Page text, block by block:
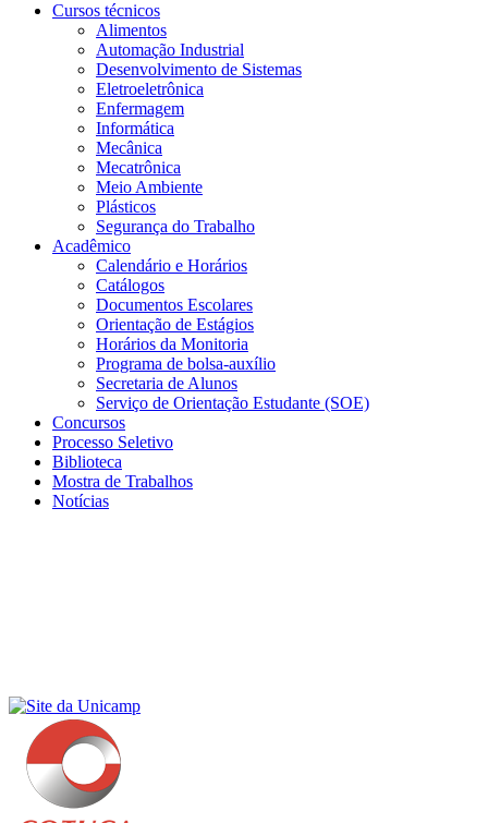
Cursos técnicos
Alimentos
Automação Industrial
Desenvolvimento de Sistemas
Eletroeletrônica
Enfermagem
Informática
Mecânica
Mecatrônica
Meio Ambiente
Plásticos
Segurança do Trabalho
Acadêmico
Calendário e Horários
Catálogos
Documentos Escolares
Orientação de Estágios
Horários da Monitoria
Programa de bolsa-auxílio
Secretaria de Alunos
Serviço de Orientação Estudante (SOE)
Concursos
Processo Seletivo
Biblioteca
Mostra de Trabalhos
Notícias